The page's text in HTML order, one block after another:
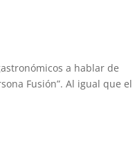
a hablar de
Fusión”. Al igual que el